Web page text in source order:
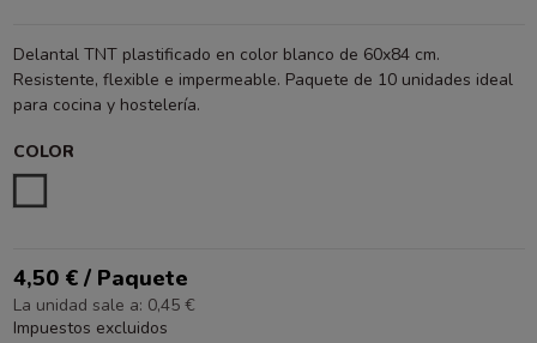
Delantal TNT plastificado en color blanco de 60x84 cm.
Resistente, flexible e impermeable. Paquete de 10 unidades ideal
para cocina y hostelería.
COLOR
4,50 € / Paquete
La unidad sale a: 0,45 €
Impuestos excluidos